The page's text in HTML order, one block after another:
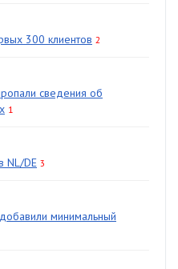
300 клиентов 2
сведения об
1
NL/DE 3
минимальный